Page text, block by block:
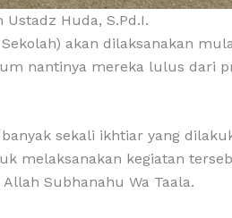
Huda, S.Pd.I.
akan dilaksanakan
nantinya mereka lulus dari
sekali ikhtiar yang
melaksanakan kegiatan
Subhanahu Wa Taala.